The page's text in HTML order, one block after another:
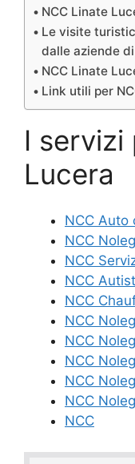
NCC Linate
Le visite
dalle aziende
NCC Linate
Link utili per
I servizi
Lucera
NCC Auto
NCC
NCC
NCC
NCC
NCC
NCC
NCC
NCC
NCC
NCC